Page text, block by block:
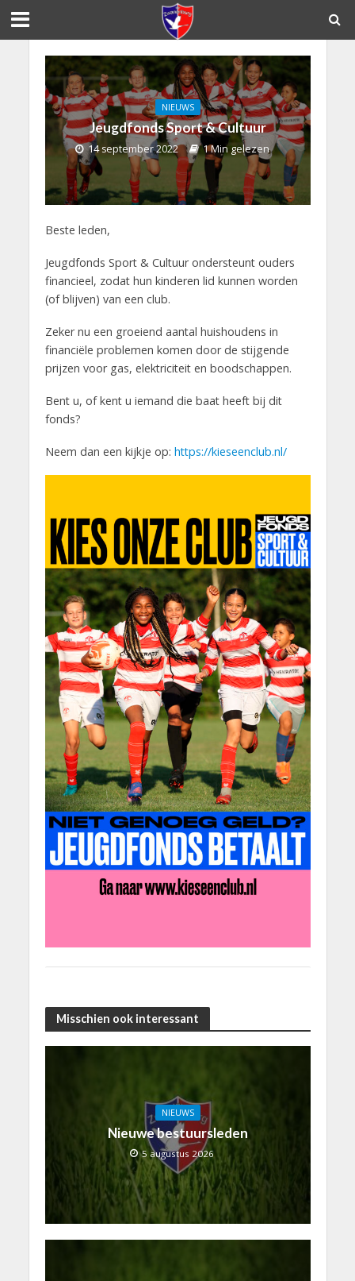
NIEUWS
Jeugdfonds Sport & Cultuur
14 september 2022 1 Min gelezen
Beste leden,
Jeugdfonds Sport & Cultuur ondersteunt ouders
financieel, zodat hun kinderen lid kunnen worden
(of blijven) van een club.
Zeker nu een groeiend aantal huishoudens in
financiële problemen komen door de stijgende
prijzen voor gas, elektriciteit en boodschappen.
Bent u, of kent u iemand die baat heeft bij dit
fonds?
Neem dan een kijkje op: https://kieseenclub.nl/
Misschien ook interessant
NIEUWS
Nieuwe bestuursleden
5 augustus 2026